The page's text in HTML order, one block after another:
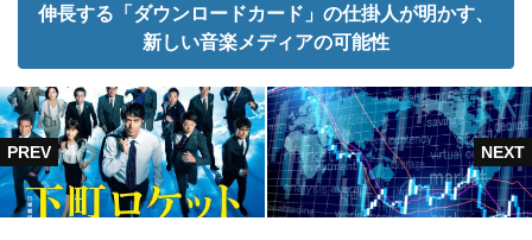
伸長する「ダウンロードカード」の仕掛人が明かす、
新しい音楽メディアの可能性